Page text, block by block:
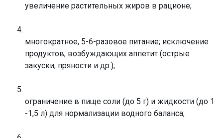
увеличение растительных жиров в рационе;
многократное, 5-6-разовое питание; исключение
продуктов, возбуждающих аппетит (острые
закуски, пряности и др.);
ограничение в пище соли (до 5 г) и жидкости (до 1
-1,5 л) для нормализации водного баланса;